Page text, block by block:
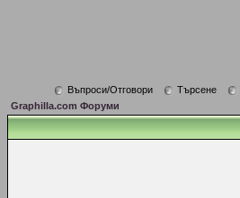
Въпроси/Отговори Търсене
Graphilla.com Форуми